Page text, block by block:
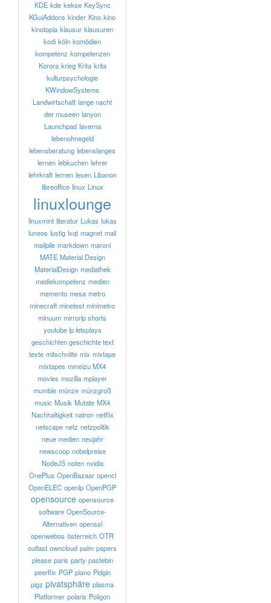
KDE kde kekse KeySync
KGuiAddons kinder Kino kino
kinotopia klausur klausuren
kodi köln komödien
kompetenz kompetenzen
Korora krieg Krita krita
kulturpsychologie
KWindowSystems
Landwirtschaft lange nacht
der museen lanyon
Launchpad laverna
lebenohnegeld
lebensberatung lebenslanges
lernen lebkuchen lehrer
lehrkraft lernen lesen Libanon
libreoffice linux Linux
linuxlounge
linuxmint literatur Lukas lukas
luneos lustig lxqt magnet mail
mailpile markdown maroni
MATE Material Design
MaterialDesign mediathek
mediekompetenz medien
memento mesa metro
minecraft minetest minimetro
minuum mirrorlp shorts
youtube lp letsplays
geschichten geschichte text
texte mitschnitte mix mixtape
mixtapes mmeizu MX4
movies mozilla mplayer
mumble münze münzgroß
music Musik Mutate MX4
Nachhaltigkeit natron netflix
netscape netz netzpolitik
neue medien neujahr
newscoop nobelpreise
NodeJS noten nvidia
OnePlus OpenBazaar opencl
OpenELEC openlp OpenPGP
opensource opensource
software OpenSource-
Alternativen openssl
openwebos österreich OTR
outlast owncloud palm papers
please paris party pastebin
peerflix PGP piano Pidgin
pigz pivatsphäre plasma
Platformer polaris Poligon